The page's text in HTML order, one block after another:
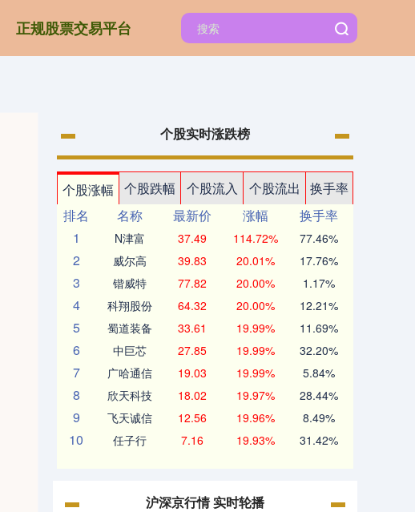
正规股票交易平台
个股实时涨跌榜
个股涨幅 个股跌幅 个股流入 个股流出
换手率
排名
名称 最新价 涨幅
换手率
1
N津富 37.49 114.72% 77.46%
2 威尔高 39.83 20.01% 17.76%
3 锴威特 77.82 20.00% 1.17%
4 科翔股份 64.32 20.00% 12.21%
5 蜀道装备 33.61 19.99% 11.69%
6 中巨芯 27.85 19.99% 32.20%
7 广哈通信 19.03 19.99% 5.84%
8 欣天科技 18.02 19.97% 28.44%
9 飞天诚信 12.56 19.96% 8.49%
10 任子行 7.16 19.93% 31.42%
沪深京行情 实时轮播